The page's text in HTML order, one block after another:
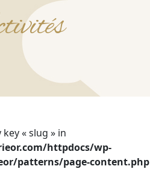
« slug » in
httpdocs/wp-
patterns/page-content.php